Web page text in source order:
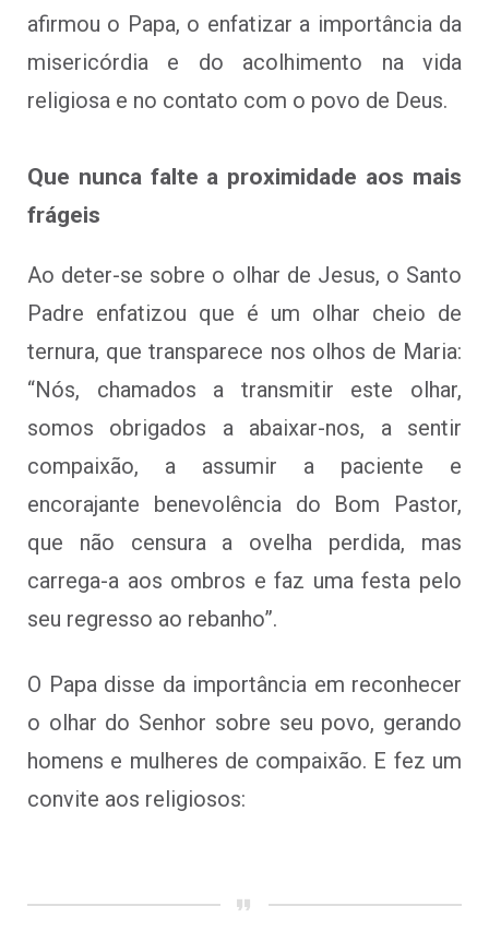
afirmou o Papa, o enfatizar a importância da
misericórdia e do acolhimento na vida
religiosa e no contato com o povo de Deus.
Que nunca falte a proximidade aos mais
frágeis
Ao deter-se sobre o olhar de Jesus, o Santo
Padre enfatizou que é um olhar cheio de
ternura, que transparece nos olhos de Maria:
“Nós, chamados a transmitir este olhar,
somos obrigados a abaixar-nos, a sentir
compaixão, a assumir a paciente e
encorajante benevolência do Bom Pastor,
que não censura a ovelha perdida, mas
carrega-a aos ombros e faz uma festa pelo
seu regresso ao rebanho”.
O Papa disse da importância em reconhecer
o olhar do Senhor sobre seu povo, gerando
homens e mulheres de compaixão. E fez um
convite aos religiosos: